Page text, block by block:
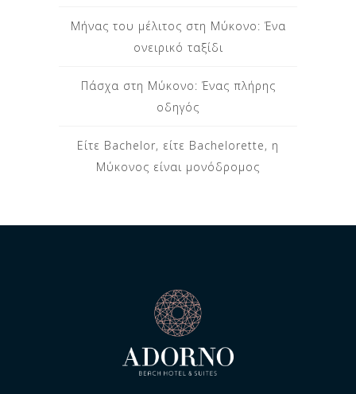
Μήνας του μέλιτος στη Μύκονο: Ένα
ονειρικό ταξίδι
Πάσχα στη Μύκονο: Ένας πλήρης
οδηγός
Είτε Bachelor, είτε Bachelorette, η
Μύκονος είναι μονόδρομος